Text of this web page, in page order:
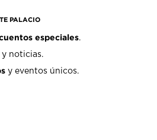
PALACIO
especiales.
y noticias.
y eventos únicos.